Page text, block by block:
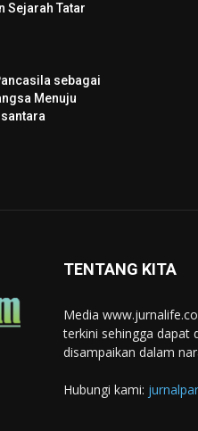
Sejarah Tatar
sebagai
Menuju
TENTANG KITA
Media
terkini sehingga dapat
disampaikan dalam
Hubungi kami: